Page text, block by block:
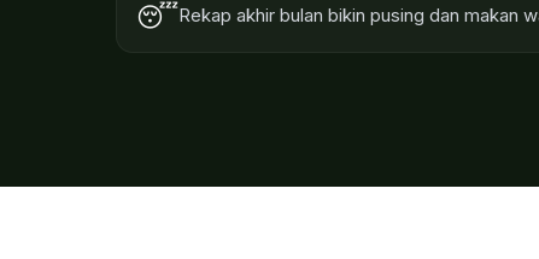
😴Rekap akhir bulan bikin pusing dan makan